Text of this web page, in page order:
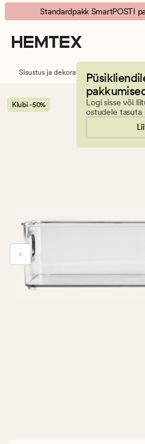
Jerry
virnastatav
hoiukarp
läbipaistev
Animated
banner.
Press
ESCAPE
Standardpakk SmartPOSTI
Logi sisse või
ostudele tasuta
Sisustus ja dekoratiivesemed
Klubi -50%